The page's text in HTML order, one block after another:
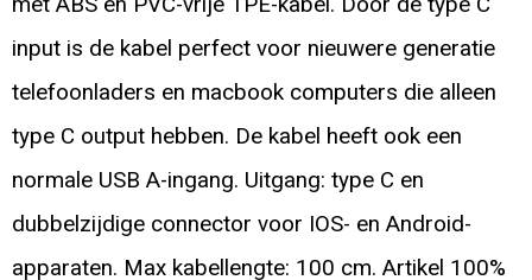
input is de kabel perfect voor nieuwere generatie
telefoonladers en macbook computers die alleen
type C output hebben. De kabel heeft ook een
normale USB A-ingang. Uitgang: type C en
dubbelzijdige connector voor IOS- en Android-
apparaten. Max kabellengte: 100 cm. Artikel 100%